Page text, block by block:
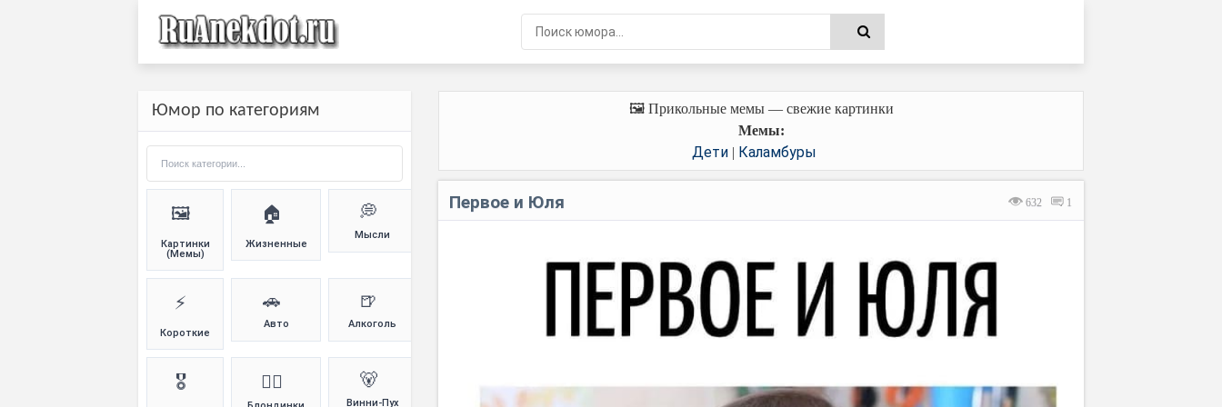
🖼️ Прикольные мемы — свежие картинки
Мемы:
Дети | Каламбуры
632 1
Первое и Юля
Юмор по категориям
🖼️
Картинки
(Мемы)
🏠
Жизненные
💭
Мысли
⚡
Короткие
🚗
Авто
🍺
Алкоголь
🎖️ 👱‍♀️ 🐻
Винни-Пух